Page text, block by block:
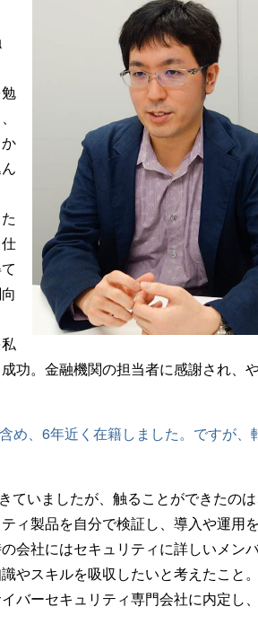
功。金融機関の担当者に感謝され、
、6年近く在籍しました。ですが、
ていましたが、触ることができたの
ィ製品を自分で検証し、導入や運用
会社にはセキュリティに詳しいメン
やスキルを吸収したいと考えたこと
バーセキュリティ専門会社に内定し